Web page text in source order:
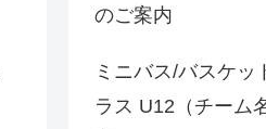
のご案内
ミニバス/バスケッ
ラス U12（チーム